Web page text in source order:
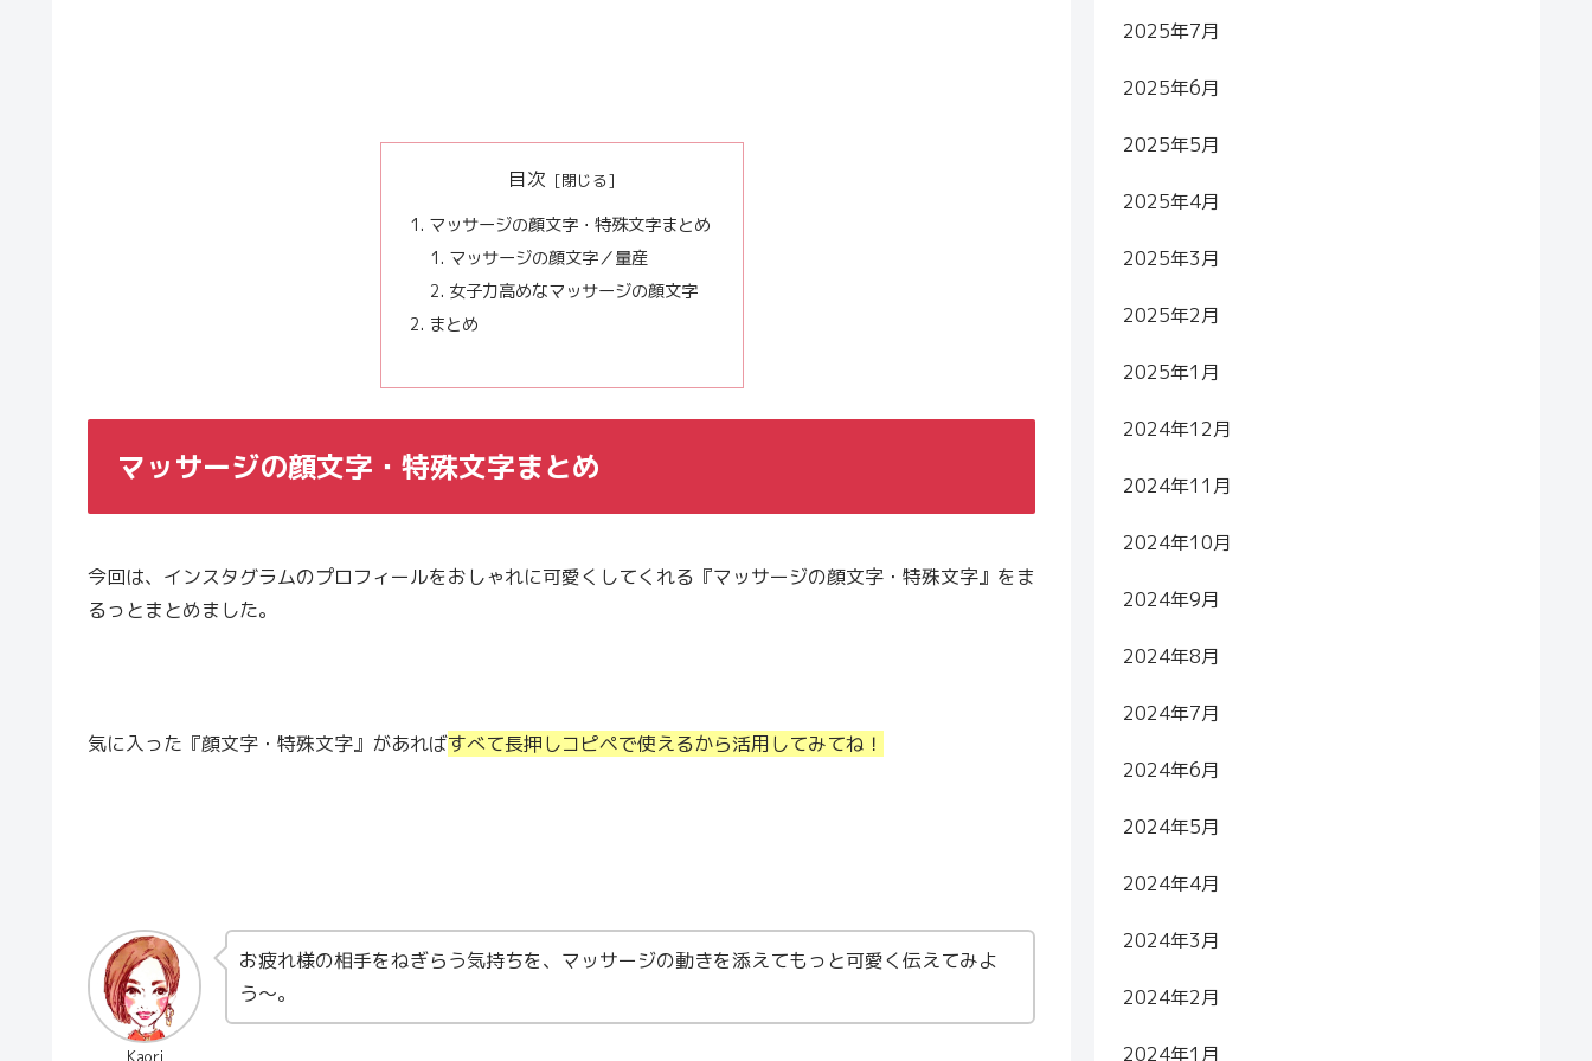
目次
マッサージの顔文字・特殊文字まとめ
マッサージの顔文字／量産
女子力高めなマッサージの顔文字
まとめ
マッサージの顔文字・特殊文字まとめ
今回は、インスタグラムのプロフィールをおしゃれに可愛くしてくれる『マッサージの顔文字・特殊文字』をま
るっとまとめました。
気に入った『顔文字・特殊文字』があればすべて長押しコピペで使えるから活用してみてね！
Kaori
お疲れ様の相手をねぎらう気持ちを、マッサージの動きを添えてもっと可愛く伝えてみよ
う〜。
2025年7月
2025年6月
2025年5月
2025年4月
2025年3月
2025年2月
2025年1月
2024年12月
2024年11月
2024年10月
2024年9月
2024年8月
2024年7月
2024年6月
2024年5月
2024年4月
2024年3月
2024年2月
2024年1月